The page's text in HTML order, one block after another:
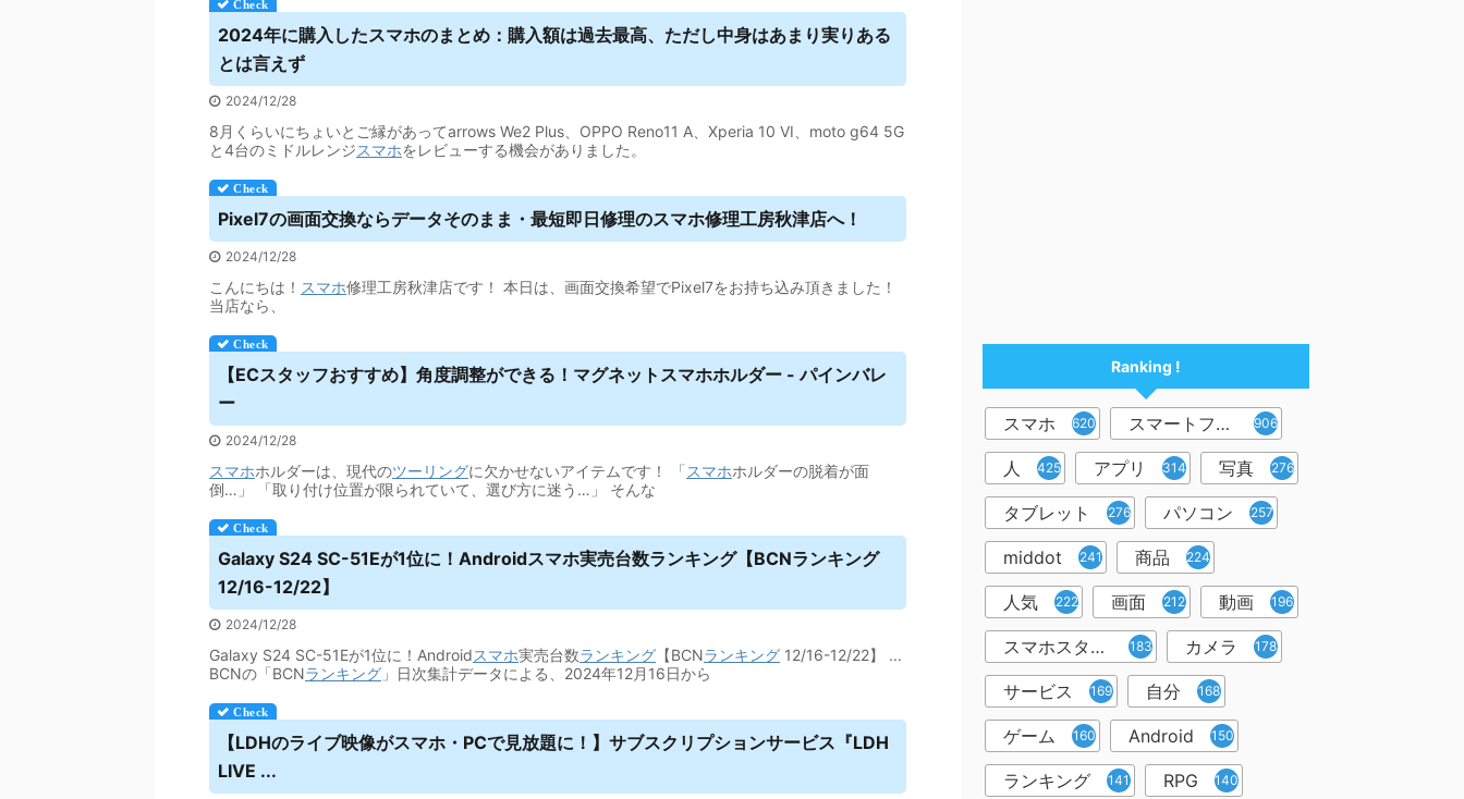
2024年に購入したスマホのまとめ：購入額は過去最高、ただし中身はあまり実りある
とは言えず
2024/12/28
8月くらいにちょいとご縁があってarrows We2 Plus、OPPO Reno11 A、Xperia 10 VI、moto g64 5G
と4台のミドルレンジスマホをレビューする機会がありました。
Pixel7の画面交換ならデータそのまま・最短即日修理のスマホ修理工房秋津店へ！
2024/12/28
こんにちは！ スマホ修理工房秋津店です！ 本日は、画面交換希望でPixel7をお持ち込み頂きました！
当店なら、
【ECスタッフおすすめ】角度調整ができる！マグネット スマホホルダー - パインバレ
ー
2024/12/28
スマホホルダーは、現代のツーリングに欠かせないアイテムです！ 「スマホホルダーの脱着が面
倒…」 「取り付け位置が限られていて、選び方に迷う…」 そんな
Galaxy S24 SC-51Eが1位に！Androidスマホ実売台数ランキング【BCNランキング
12/16-12/22】
2024/12/28
Galaxy S24 SC-51Eが1位に！Androidスマホ実売台数ランキング 【BCNランキング 12/16-12/22】 ...
BCNの「BCNランキング 」日次集計データによる、2024年12月16日から
【LDHのライブ映像がスマホ ・PCで見放題に！】サブスクリプションサービス『LDH
LIVE ...
Ranking !
スマホ 6202 スマートフォン 906
人 425 アプリ 314 写真 276
タブレット 276 パソコン 257
middot 241 商品 224
人気 222 画面 212 動画 196
スマホスタンド 183 カメラ 178
サービス 169 自分 168
ゲーム 160 Android 150
ランキング 141 RPG 140